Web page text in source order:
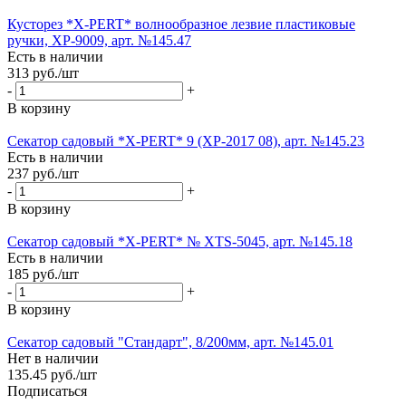
Кусторез *X-PERT* волнообразное лезвие пластиковые
ручки, XP-9009, арт. №145.47
Есть в наличии
313 руб./шт
-
+
В корзину
Секатор садовый *X-PERT* 9 (XP-2017 08), арт. №145.23
Есть в наличии
237 руб./шт
-
+
В корзину
Секатор садовый *X-PERT* № XTS-5045, арт. №145.18
Есть в наличии
185 руб./шт
-
+
В корзину
Секатор садовый "Стандарт", 8/200мм, арт. №145.01
Нет в наличии
135.45 руб./шт
Подписаться